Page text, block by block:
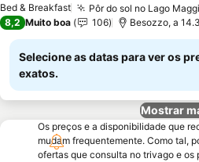
Bed & Breakfast Pôr do sol no Lago
8,2 Muito boa 106 Besozzo, a
Selecione as datas para ver os
exatos.
Mostrar
Os preços e a disponibilidade que
mudam frequentemente. Como tal,
ofertas que consulta no trivago e os